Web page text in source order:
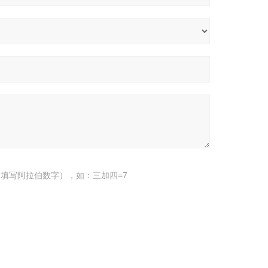
写阿拉伯数字），如：三加四=7